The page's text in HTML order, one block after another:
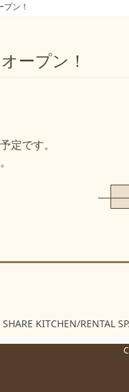
ン！
ープン！
定です。
SHARE KITCHEN/RENTAL